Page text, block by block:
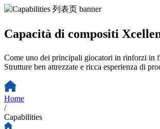
Capacità di compositi
Come uno dei principali giocatori in rinforzi in
Strutture ben attrezzate e ricca esperienza di
Home
/
Capabilities